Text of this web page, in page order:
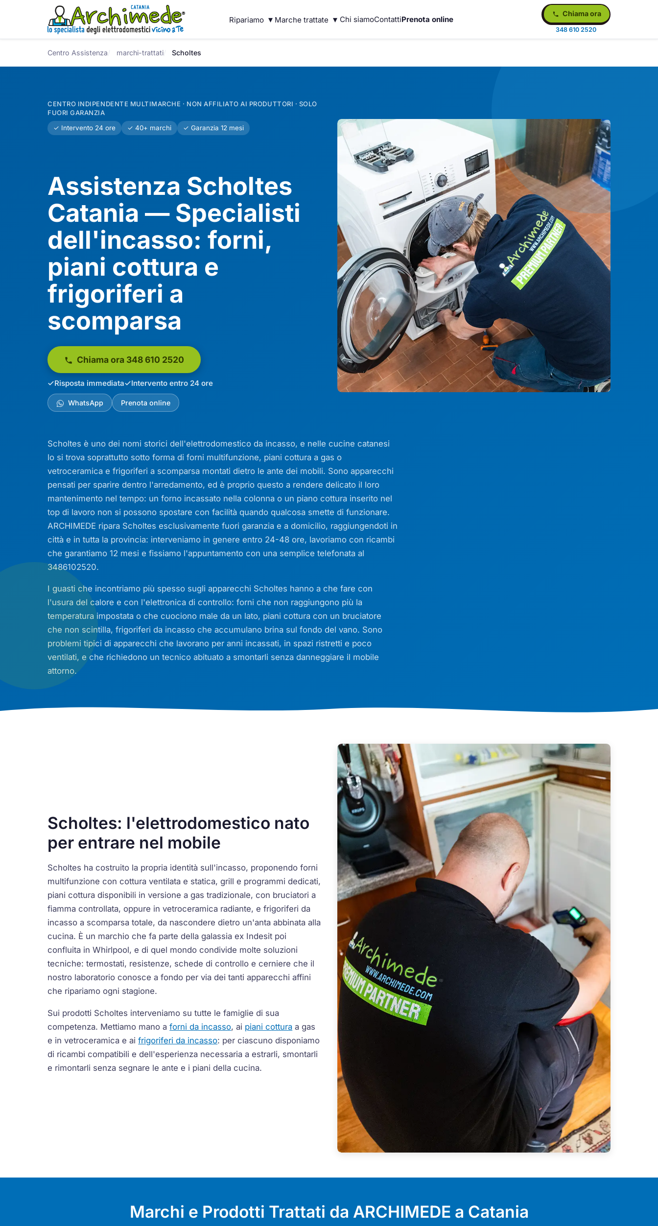
Ripariamo ▾ Marche trattate ▾ Chi siamoContattiPrenota online
Chiama ora
348 610 2520
Centro Assistenza marchi-trattati Scholtes
CENTRO INDIPENDENTE MULTIMARCHE · NON AFFILIATO AI PRODUTTORI · SOLO
FUORI GARANZIA
✓ Intervento 24 ore
✓ 40+ marchi ✓ Garanzia 12 mesi
Assistenza Scholtes
Catania — Specialisti
dell'incasso: forni,
piani cottura e
frigoriferi a
scomparsa
Chiama ora 348 610 2520
Risposta immediata Intervento entro 24 ore
WhatsApp Prenota online
Scholtes è uno dei nomi storici dell'elettrodomestico da incasso, e nelle cucine catanesi
lo si trova soprattutto sotto forma di forni multifunzione, piani cottura a gas o
vetroceramica e frigoriferi a scomparsa montati dietro le ante dei mobili. Sono apparecchi
pensati per sparire dentro l'arredamento, ed è proprio questo a rendere delicato il loro
mantenimento nel tempo: un forno incassato nella colonna o un piano cottura inserito nel
top di lavoro non si possono spostare con facilità quando qualcosa smette di funzionare.
ARCHIMEDE ripara Scholtes esclusivamente fuori garanzia e a domicilio, raggiungendoti in
città e in tutta la provincia: interveniamo in genere entro 24-48 ore, lavoriamo con ricambi
che garantiamo 12 mesi e fissiamo l'appuntamento con una semplice telefonata al
3486102520.
I guasti che incontriamo più spesso sugli apparecchi Scholtes hanno a che fare con
l'usura del calore e con l'elettronica di controllo: forni che non raggiungono più la
temperatura impostata o che cuociono male da un lato, piani cottura con un bruciatore
che non scintilla, frigoriferi da incasso che accumulano brina sul fondo del vano. Sono
problemi tipici di apparecchi che lavorano per anni incassati, in spazi ristretti e poco
ventilati, e che richiedono un tecnico abituato a smontarli senza danneggiare il mobile
attorno.
Scholtes: l'elettrodomestico nato
per entrare nel mobile
Scholtes ha costruito la propria identità sull'incasso, proponendo forni
multifunzione con cottura ventilata e statica, grill e programmi dedicati,
piani cottura disponibili in versione a gas tradizionale, con bruciatori a
fiamma controllata, oppure in vetroceramica radiante, e frigoriferi da
incasso a scomparsa totale, da nascondere dietro un'anta abbinata alla
cucina. È un marchio che fa parte della galassia ex Indesit poi
confluita in Whirlpool, e di quel mondo condivide molte soluzioni
tecniche: termostati, resistenze, schede di controllo e cerniere che il
nostro laboratorio conosce a fondo per via dei tanti apparecchi affini
che ripariamo ogni stagione.
Sui prodotti Scholtes interveniamo su tutte le famiglie di sua
competenza. Mettiamo mano aforni da incasso, ai piani cottura a gas
e in vetroceramica e aifrigoriferi da incasso: per ciascuno disponiamo
di ricambi compatibili e dell'esperienza necessaria a estrarli, smontarli
e rimontarli senza segnare le ante e i piani della cucina.
Marchi e Prodotti Trattati da ARCHIMEDE a Catania